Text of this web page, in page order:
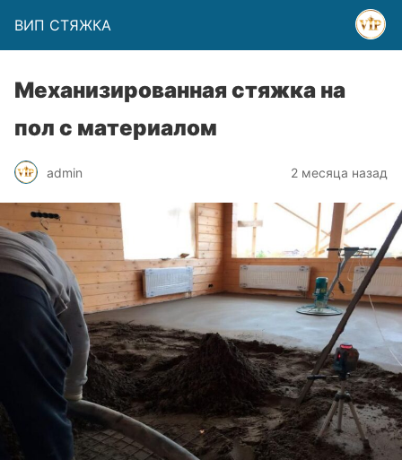
ВИП СТЯЖКА
Механизированная стяжка на
пол с материалом
admin 2 месяца назад